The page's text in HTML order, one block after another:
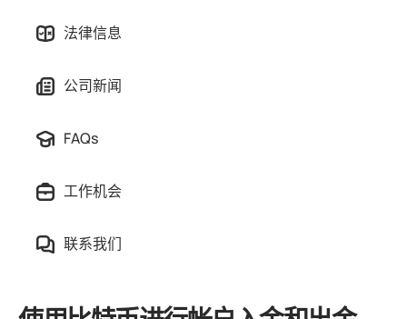
联盟计划
法律信息
公司新闻
FAQs
工作机会
联系我们